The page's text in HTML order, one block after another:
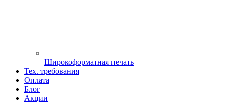
Широкоформатная печать
Тех. требования
Оплата
Блог
Акции